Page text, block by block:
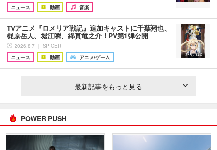
ニュース
動画 音楽
TVアニメ『ロメリア戦記』追加キャストに千葉翔也、
梶原岳人、堀江瞬、綿貫竜之介！PV第1弾公開
2026.8.7 ｜ SPICER
ニュース
動画 アニメ/ゲーム
最新記事をもっと見る
POWER PUSH